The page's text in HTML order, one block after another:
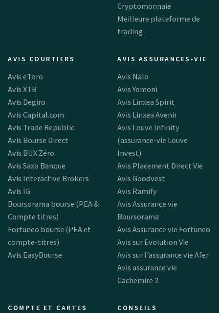
Cryptomonnaie
Meilleure plateforme de
trading
AVIS COURTIERS
Avis eToro
Avis XTB
Avis Degiro
Avis Capital.com
Avis Trade Republic
Avis Bourse Direct
Avis BUX Zéro
Avis Saxo Banque
Avis Interactive Brokers
Avis IG
Boursorama bourse (PEA &
Compte titres)
Fortuneo bourse (PEA et
compte-titres)
Avis EasyBourse
AVIS ASSURANCES-VIE
Avis Nalo
Avis Yomoni
Avis Linxea Spirit
Avis Linxea Avenir
Avis Louve Infinity
(assurance-vie Louve
Invest)
Avis Placement Direct Vie
Avis Goodvest
Avis Ramify
Avis Assurance vie
Boursorama
Avis Assurance vie Fortuneo
Avis sur Evolution Vie
Avis sur l’assurance vie Afer
Avis assurance vie
Cachemire 2
COMPTE ET CARTES
CONSEILS